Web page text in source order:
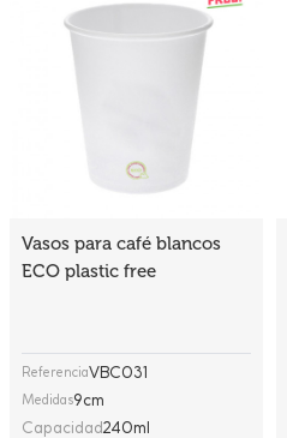
Vasos para café blancos
ECO plastic free
ReferenciaVBC031
Medidas9cm
Capacidad240ml